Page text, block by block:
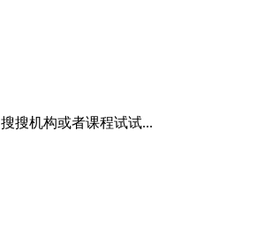
搜搜机构或者课程试试...